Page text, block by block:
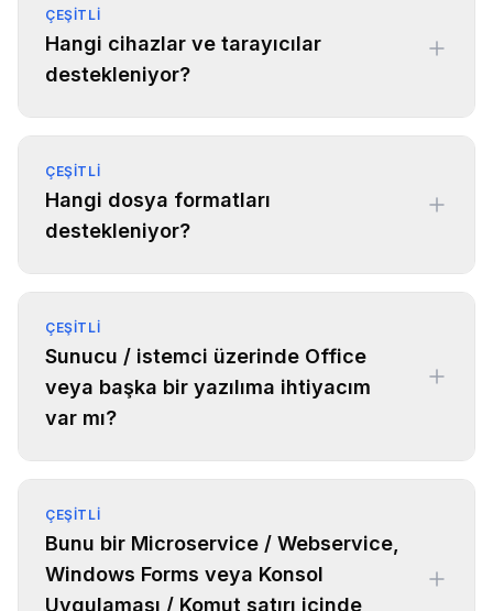
ÇEŞITLI
Hangi cihazlar ve tarayıcılar
destekleniyor?
ÇEŞITLI
Hangi dosya formatları
destekleniyor?
ÇEŞITLI
Sunucu / istemci üzerinde Office
veya başka bir yazılıma ihtiyacım
var mı?
ÇEŞITLI
Bunu bir Microservice / Webservice,
Windows Forms veya Konsol
Uygulaması / Komut satırı içinde